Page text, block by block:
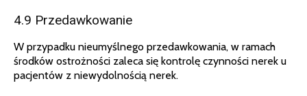
4.9 Przedawkowanie
W przypadku nieumyślnego przedawkowania, w ramach
środków ostrożności zaleca się kontrolę czynności nerek u
pacjentów z niewydolnością nerek.